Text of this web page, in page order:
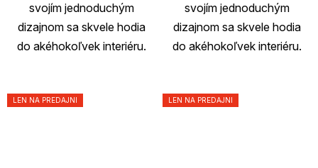
svojím jednoduchým
dizajnom sa skvele hodia
do akéhokoľvek interiéru.
svojím jednoduchým
dizajnom sa skvele hodia
do akéhokoľvek interiéru.
LEN NA PREDAJNI LEN NA PREDAJNI